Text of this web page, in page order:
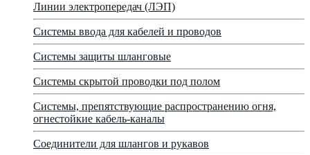
Линии электропередач (ЛЭП)
Системы ввода для кабелей и проводов
Системы защиты шланговые
Системы скрытой проводки под полом
Системы, препятствующие распространению огня,
огнестойкие кабель-каналы
Соединители для шлангов и рукавов